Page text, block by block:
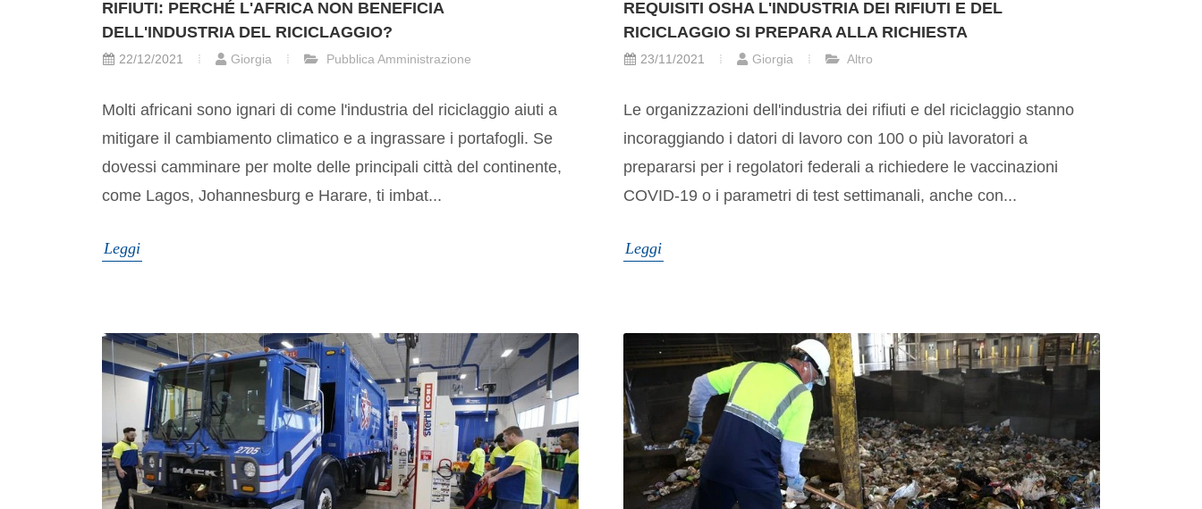
RIFIUTI: PERCHÉ L'AFRICA NON BENEFICIA
DELL'INDUSTRIA DEL RICICLAGGIO?
22/12/2021 Giorgia Pubblica Amministrazione
Molti africani sono ignari di come l'industria del riciclaggio aiuti a
mitigare il cambiamento climatico e a ingrassare i portafogli. Se
dovessi camminare per molte delle principali città del continente,
come Lagos, Johannesburg e Harare, ti imbat...
Leggi
REQUISITI OSHA L'INDUSTRIA DEI RIFIUTI E DEL
RICICLAGGIO SI PREPARA ALLA RICHIESTA
23/11/2021 Giorgia Altro
Le organizzazioni dell'industria dei rifiuti e del riciclaggio stanno
incoraggiando i datori di lavoro con 100 o più lavoratori a
prepararsi per i regolatori federali a richiedere le vaccinazioni
COVID-19 o i parametri di test settimanali, anche con...
Leggi